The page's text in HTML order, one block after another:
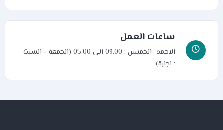
ساعات العمل
الاحمد -الخميس : 09.00 الى 05.00 (الجمعة - السبت
: اجازة)